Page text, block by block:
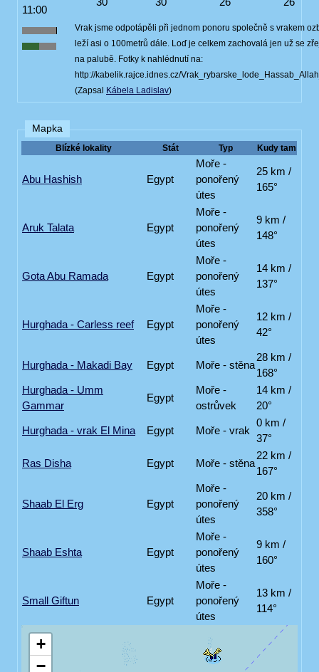
11:00
Vrak jsme odpotápěli při jednom ponoru společně s vrakem
leží asi o 100metrů dále. Loď je celkem zachovalá jen už se
na palubě. Fotky k nahlédnutí na:
http://kabelik.rajce.idnes.cz/
(Zapsal Kábela Ladislav)
Mapka
Blízké lokality Stát Typ Kudy tam
Abu Hashish Egypt
Moře -
ponořený
útes
25 km /
165°
Aruk Talata Egypt
Moře -
ponořený
útes
9 km /
148°
Gota Abu Ramada Egypt
Moře -
ponořený
útes
14 km /
137°
Hurghada - Carless reef Egypt
Moře -
ponořený
útes
12 km /
42°
Hurghada - Makadi Bay Egypt Moře - stěna
28 km /
168°
Hurghada - Umm
Gammar
Egypt
Moře -
ostrůvek
14 km /
20°
Hurghada - vrak El Mina Egypt Moře - vrak
0 km /
37°
Ras Disha Egypt Moře - stěna
22 km /
167°
Shaab El Erg Egypt
Moře -
ponořený
útes
20 km /
358°
Shaab Eshta Egypt
Moře -
ponořený
útes
9 km /
160°
Small Giftun Egypt
Moře -
ponořený
útes
13 km /
114°